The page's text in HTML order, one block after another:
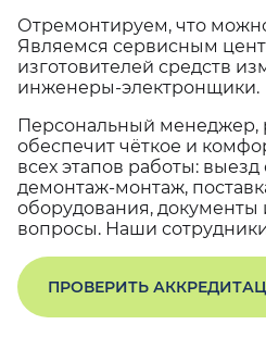
Отремонтируем, что
Являемся сервисным
изготовителей средств
инженеры-электронщики.
Персональный менеджер,
обеспечит чёткое и
всех этапов работы: выезд
демонтаж-монтаж,
оборудования,
вопросы. Наши
ПРОВЕРИТЬ